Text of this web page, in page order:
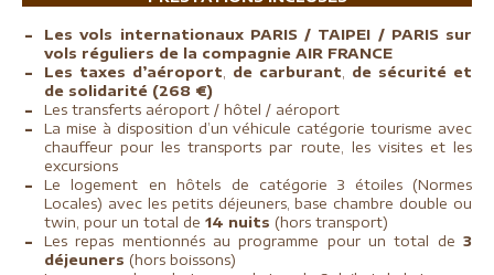
Les vols internationaux PARIS / TAIPEI / PARIS sur
vols réguliers de la compagnie AIR FRANCE
Les taxes d’aéroport
de carburant
de sécurité et
de solidarité (268 €)
Les transferts aéroport / hôtel / aéroport
La mise à disposition d’un véhicule catégorie tourisme avec
chauffeur pour les transports par route, les visites et les
excursions
Le logement en hôtels de catégorie 3 étoiles (Normes
Locales) avec les petits déjeuners, base chambre double ou
twin, pour un total de 14 nuits (hors transport)
Les repas mentionnés au programme pour un total de 3
déjeuners (hors boissons)